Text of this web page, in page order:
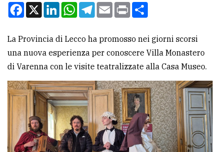
tua
CERCA
per
comune
Ricerca
avanzata
Facebook
X LinkedInWhatsApp
Telegram
EmailPrint
La Provincia di Lecco ha promosso nei giorni scorsi
una nuova esperienza per conoscere Villa Monastero
di Varenna con le visite teatralizzate alla Casa Museo.